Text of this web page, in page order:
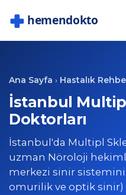
Ana Sayfa › Hastalık
İstanbul
Doktorları
İstanbul'da Multipl
uzman Nöroloji
merkezi sinir
omurilik ve optik sinir)